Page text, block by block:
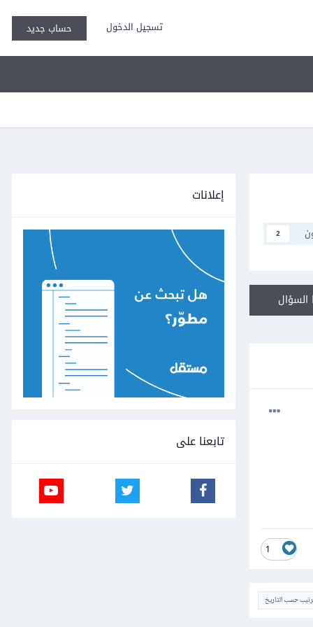
تسجيل الدخول حساب جديد
2
1
حسب التاريخ
إعلانات
تابعنا على